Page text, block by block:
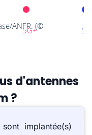
d'antennes
?
implantée(s)